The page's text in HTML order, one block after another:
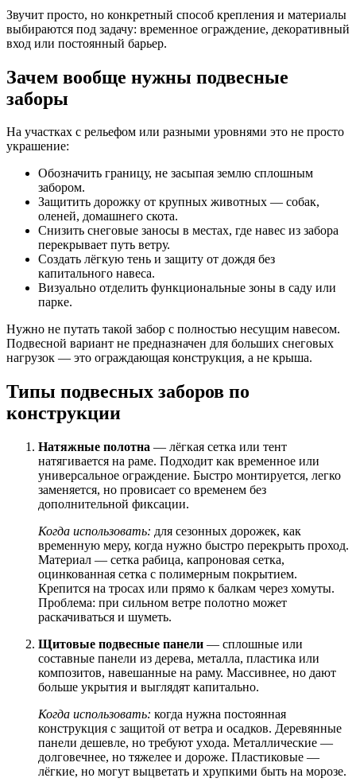
Звучит просто, но конкретный способ крепления и материалы
выбираются под задачу: временное ограждение, декоративный
вход или постоянный барьер.
Зачем вообще нужны подвесные
заборы
На участках с рельефом или разными уровнями это не просто
украшение:
Обозначить границу, не засыпая землю сплошным
забором.
Защитить дорожку от крупных животных — собак,
оленей, домашнего скота.
Снизить снеговые заносы в местах, где навес из забора
перекрывает путь ветру.
Создать лёгкую тень и защиту от дождя без
капитального навеса.
Визуально отделить функциональные зоны в саду или
парке.
Нужно не путать такой забор с полностью несущим навесом.
Подвесной вариант не предназначен для больших снеговых
нагрузок — это ограждающая конструкция, а не крыша.
Типы подвесных заборов по
конструкции
Натяжные полотна — лёгкая сетка или тент
натягивается на раме. Подходит как временное или
универсальное ограждение. Быстро монтируется, легко
заменяется, но провисает со временем без
дополнительной фиксации.
Когда использовать: для сезонных дорожек, как
временную меру, когда нужно быстро перекрыть проход.
Материал — сетка рабица, капроновая сетка,
оцинкованная сетка с полимерным покрытием.
Крепится на тросах или прямо к балкам через хомуты.
Проблема: при сильном ветре полотно может
раскачиваться и шуметь.
Щитовые подвесные панели — сплошные или
составные панели из дерева, металла, пластика или
композитов, навешанные на раму. Массивнее, но дают
больше укрытия и выглядят капитально.
Когда использовать: когда нужна постоянная
конструкция с защитой от ветра и осадков. Деревянные
панели дешевле, но требуют ухода. Металлические —
долговечнее, но тяжелее и дороже. Пластиковые —
лёгкие, но могут выцветать и хрупкими быть на морозе.